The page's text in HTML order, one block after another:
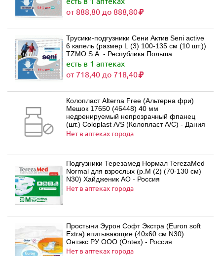
от 888,80 до 888,80
Трусики-подгузники Сени Актив Seni active
6 капель (размер L (3) 100-135 см (10 шт.))
TZMO S.A. - Республика Польша
есть в 1 аптеках
от 718,40 до 718,40
Колопласт Alterna Free (Альтерна фри)
Мешок 17650 (46448) 40 мм
недренируемый непрозрачный фпанец
(шт.) Coloplast A/S (Колопласт А/С) - Дания
Нет в аптеках города
Подгузники Терезамед Нормал TerezaMed
Normal для взрослых (р.M (2) (70-130 см)
N30) Хайдженик АО - Россия
Нет в аптеках города
Простыни Эурон Софт Экстра (Euron soft
Extra) впитывающие (40х60 см N30)
Онтэкс РУ ООО (Ontex) - Россия
Нет в аптеках города